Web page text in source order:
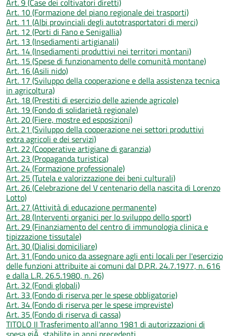
Art. 10 (Formazione del piano regionale dei trasporti)
Art. 11 (Albi provinciali degli autotrasportatori di merci)
Art. 12 (Porti di Fano e Senigallia)
Art. 13 (Insediamenti artigianali)
Art. 14 (Insediamenti produttivi nei territori montani)
Art. 15 (Spese di funzionamento delle comunità montane)
Art. 16 (Asili nido)
Art. 17 (Sviluppo della cooperazione e della assistenza tecnica
in agricoltura)
Art. 18 (Prestiti di esercizio delle aziende agricole)
Art. 19 (Fondo di solidarietà regionale)
Art. 20 (Fiere, mostre ed esposizioni)
Art. 21 (Sviluppo della cooperazione nei settori produttivi
extra agricoli e dei servizi)
Art. 22 (Cooperative artigiane di garanzia)
Art. 23 (Propaganda turistica)
Art. 24 (Formazione professionale)
Art. 25 (Tutela e valorizzazione dei beni culturali)
Art. 26 (Celebrazione del V centenario della nascita di Lorenzo
Lotto)
Art. 27 (Attività di educazione permanente)
Art. 28 (Interventi organici per lo sviluppo dello sport)
Art. 29 (Finanziamento del centro di immunologia clinica e
tipizzazione tissutale)
Art. 30 (Dialisi domiciliare)
Art. 31 (Fondo unico da assegnare agli enti locali per l'esercizio
delle funzioni attribuite ai comuni dal D.P.R. 24.7.1977, n. 616
e dalla L.R. 26.5.1980, n. 26)
Art. 32 (Fondi globali)
Art. 33 (Fondo di riserva per le spese obbligatorie)
Art. 34 (Fondo di riserva per le spese impreviste)
Art. 35 (Fondo di riserva di cassa)
TITOLO II Trasferimento all'anno 1981 di autorizzazioni di